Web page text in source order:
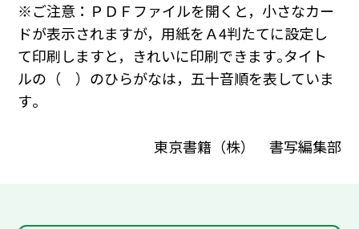
※ご注意：ＰＤＦファイルを開くと，小さなカー
ドが表示されますが，用紙をＡ4判たてに設定し
て印刷しますと，きれいに印刷できます｡タイト
ルの（ ）のひらがなは，五十音順を表していま
す｡
東京書籍（株） 書写編集部